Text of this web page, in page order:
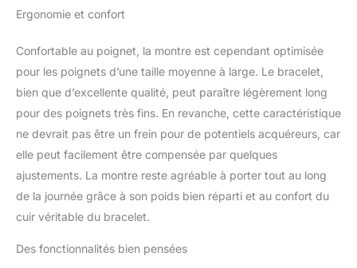
est un ressort. Cette
idéal pour les acheteurs
qui préfèrent l'aiguille des
secondes qui coule
comme dans les montres
avantages d'entretien
sans problème d'une
montre à quartz Marque :
Movement Mouvement :
Ergonomie et confort
Confortable au poignet, la montre est cependant optimisée
pour les poignets d’une taille moyenne à large. Le bracelet,
bien que d’excellente qualité, peut paraître légèrement long
pour des poignets très fins. En revanche, cette caractéristique
ne devrait pas être un frein pour de potentiels acquéreurs, car
elle peut facilement être compensée par quelques
ajustements. La montre reste agréable à porter tout au long
de la journée grâce à son poids bien réparti et au confort du
cuir véritable du bracelet.
Des fonctionnalités bien pensées